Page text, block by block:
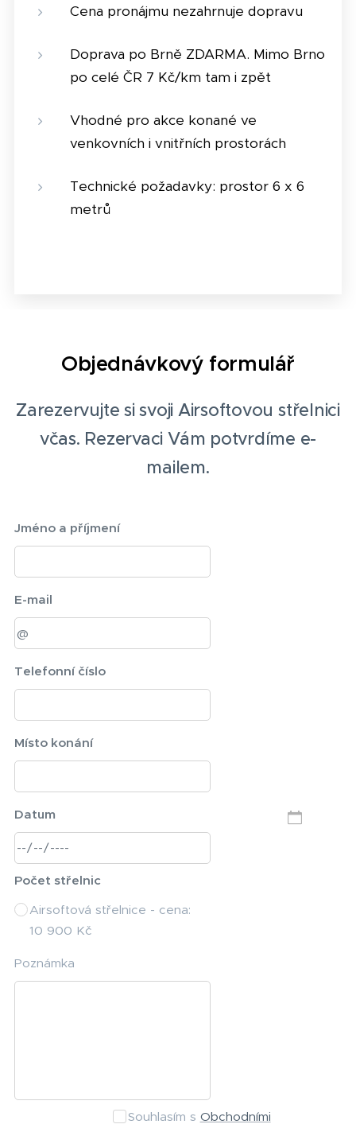
Cena pronájmu nezahrnuje dopravu
Doprava po Brně ZDARMA. Mimo Brno
po celé ČR 7 Kč/km tam i zpět
Vhodné pro akce konané ve
venkovních i vnitřních prostorách
Technické požadavky: prostor 6 x 6
metrů
Objednávkový formulář
Zarezervujte si svoji Airsoftovou střelnici
včas. Rezervaci Vám potvrdíme e-
mailem.
Jméno a příjmení
E-mail
Telefonní číslo
Místo konání
Datum
Počet střelnic
Airsoftová střelnice - cena:
10 900 Kč
Poznámka
Souhlasím s Obchodními